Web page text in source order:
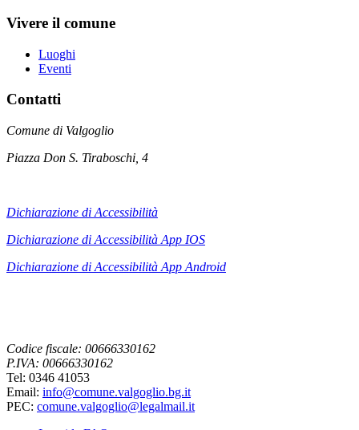
Vivere il comune
Luoghi
Eventi
Contatti
Comune di Valgoglio
Piazza Don S. Tiraboschi, 4
Dichiarazione di Accessibilità
Dichiarazione di Accessibilità App IOS
Dichiarazione di Accessibilità App Android
Codice fiscale: 00666330162
P.IVA: 00666330162
Tel: 0346 41053
Email: info@comune.valgoglio.bg.it
PEC: comune.valgoglio@legalmail.it